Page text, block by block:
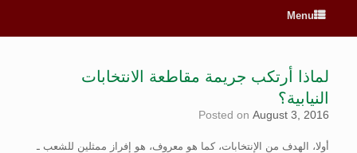
Menu
لماذا أرتكب جريمة مقاطعة الانتخابات
النيابية؟
Posted on August 3, 2016
أولا، الهدف من الإنتخابات، كما هو معروف، هو إفراز ممثلين للشعب ـ